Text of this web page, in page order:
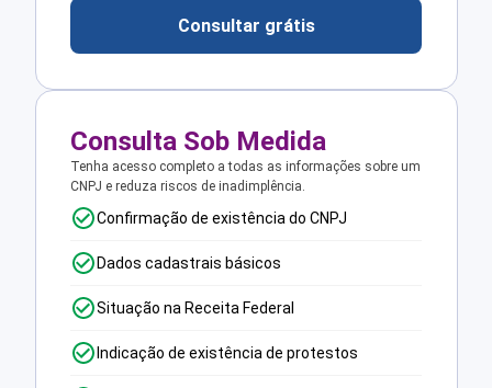
Consultar grátis
Consulta Sob Medida
Tenha acesso completo a todas as informações sobre um
CNPJ e reduza riscos de inadimplência.
Confirmação de existência do CNPJ
Dados cadastrais básicos
Situação na Receita Federal
Indicação de existência de protestos